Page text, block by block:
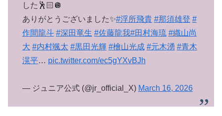
した🕺🏻🪩
ありがとうございました✨#浮所飛貴 #那須雄登 #
作間龍斗 #深田竜生 #佐藤龍我#田村海琉 #織山尚
大 #内村颯太 #黒田光輝 #檜山光成 #元木湧 #青木
滉平… pic.twitter.com/ec5gYXvBJh
— ジュニア公式 (@jr_official_X) March 16, 2026